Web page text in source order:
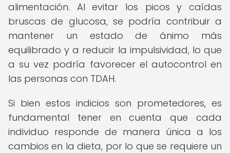
alimentación. Al evitar los picos y caídas
bruscas de glucosa, se podría contribuir a
mantener un estado de ánimo más
equilibrado y a reducir la impulsividad, lo que
a su vez podría favorecer el autocontrol en
las personas con TDAH.
Si bien estos indicios son prometedores, es
fundamental tener en cuenta que cada
individuo responde de manera única a los
cambios en la dieta, por lo que se requiere un